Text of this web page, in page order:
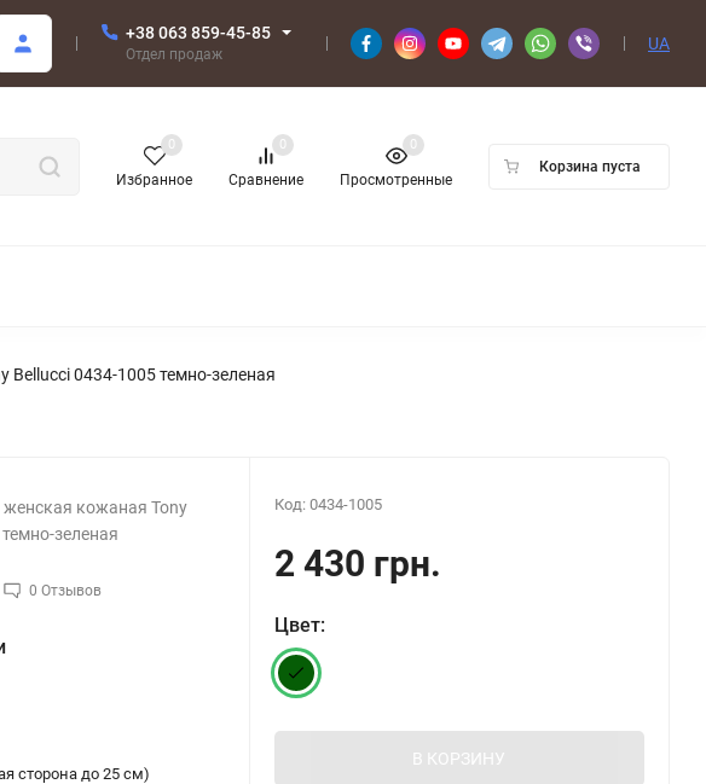
+38 063 859-45-85
Отдел продаж
UA
Избранное
0
Сравнение
0
Просмотренные
0
Корзина пуста
0434-1005 темно-зеленая
кожаная Tony
зеленая
0 Отзывов
сторона до 25 см)
Код: 0434-1005
2 430 грн.
Цвет:
В КОРЗИНУ